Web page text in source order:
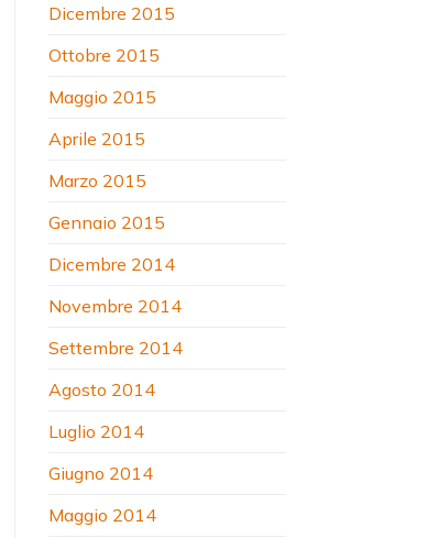
Dicembre 2015
Ottobre 2015
Maggio 2015
Aprile 2015
Marzo 2015
Gennaio 2015
Dicembre 2014
Novembre 2014
Settembre 2014
Agosto 2014
Luglio 2014
Giugno 2014
Maggio 2014